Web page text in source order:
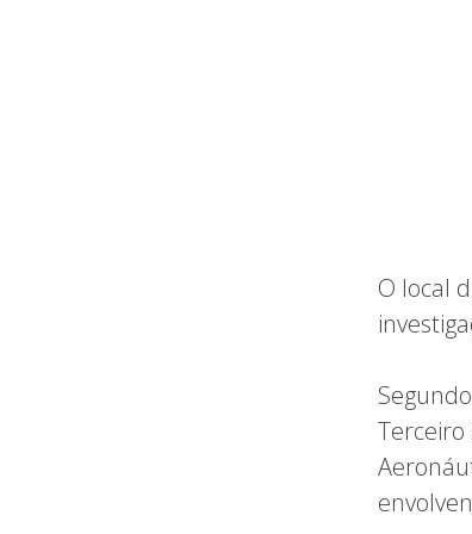
O local
Terceiro